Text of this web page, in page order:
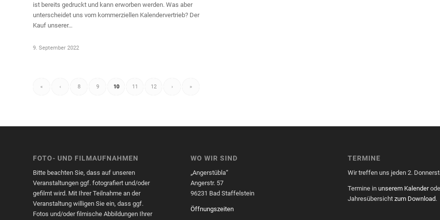
ist bereits gedruckt und kann erworben werden. Was aber
unterscheidet uns vom kommerziellen Kalendervertrieb? Der
Kauf unserer…
9. September 2022
« ‹ 8 9 10 11 12 › »
FOTO- UND FILMAUFNAHMEN
Bitte beachten Sie, dass auf unseren
Veranstaltungen ggf. fotografiert und/oder
gefilmt wird. Mit Ihrer Teilnahme an der
Veranstaltung willigen Sie ein, dass ggf.
Fotos und/oder filmische Abbildungen Ihrer
WO WIR SIND
„Angerstübla“
Angerstr. 57
96231 Bad Staffelstein
Öffnungszeiten
TERMINE
Wir treffen uns jeden 2.
Termine inunserem Kalender
Jahresübersichtzum Download.